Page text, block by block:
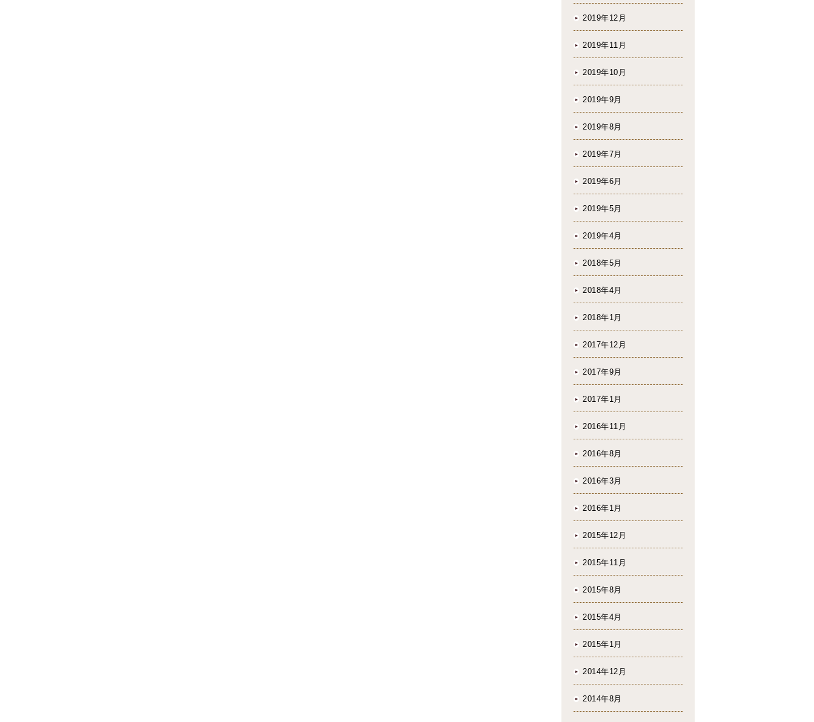
2019年12月
2019年11月
2019年10月
2019年9月
2019年8月
2019年7月
2019年6月
2019年5月
2019年4月
2018年5月
2018年4月
2018年1月
2017年12月
2017年9月
2017年1月
2016年11月
2016年8月
2016年3月
2016年1月
2015年12月
2015年11月
2015年8月
2015年4月
2015年1月
2014年12月
2014年8月